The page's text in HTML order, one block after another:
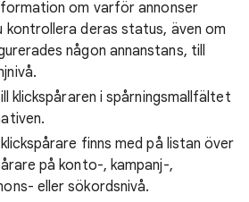
om varför annonser
kontrollera deras status, även om
någon annanstans, till
klickspåraren i spårningsmallfältet
finns med på listan över
på konto-, kampanj-,
eller sökordsnivå.